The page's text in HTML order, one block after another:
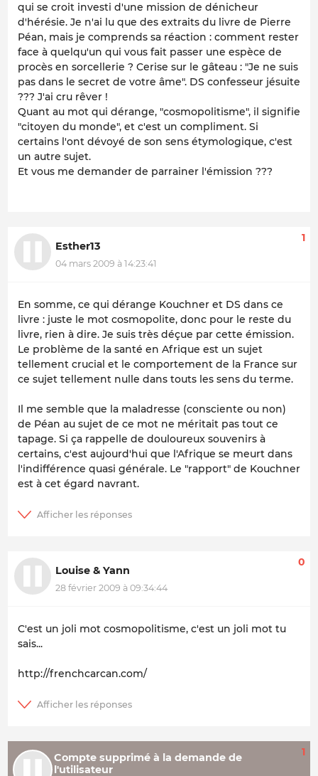
qui se croit investi d'une mission de dénicheur
d'hérésie. Je n'ai lu que des extraits du livre de Pierre
Péan, mais je comprends sa réaction : comment rester
face à quelqu'un qui vous fait passer une espèce de
procès en sorcellerie ? Cerise sur le gâteau : "Je ne suis
pas dans le secret de votre âme". DS confesseur jésuite
??? J'ai cru rêver !
Quant au mot qui dérange, "cosmopolitisme", il signifie
"citoyen du monde", et c'est un compliment. Si
certains l'ont dévoyé de son sens étymologique, c'est
un autre sujet.
Et vous me demander de parrainer l'émission ???
Esther13
04 mars 2009 à 14:23:41
1
En somme, ce qui dérange Kouchner et DS dans ce
livre : juste le mot cosmopolite, donc pour le reste du
livre, rien à dire. Je suis très déçue par cette émission.
Le problème de la santé en Afrique est un sujet
tellement crucial et le comportement de la France sur
ce sujet tellement nulle dans touts les sens du terme.
Il me semble que la maladresse (consciente ou non)
de Péan au sujet de ce mot ne méritait pas tout ce
tapage. Si ça rappelle de douloureux souvenirs à
certains, c'est aujourd'hui que l'Afrique se meurt dans
l'indifférence quasi générale. Le "rapport" de Kouchner
est à cet égard navrant.
Louise & Yann
28 février 2009 à 09:34:44
0
C'est un joli mot cosmopolitisme, c'est un joli mot tu
sais...
http://frenchcarcan.com/
Compte supprimé à la demande de
l'utilisateur
1